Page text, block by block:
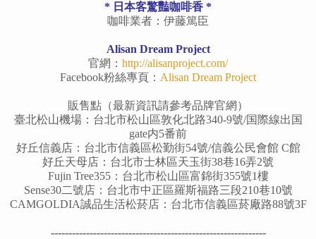
* 日本客驚豔咖啡香 *
咖啡業者：伊藤篤臣
Alisan Dream Project
官網： http://alisanproject.com/
Facebook粉絲專頁： Alisan Dream Project
販售點（最新資訊請參考品牌官網）
臺北松山機場：台北市松山區敦化北路340-9號/国際線出国
gate内5番前
好丘信義店：台北市信義區松勤街54號/信義公民會館 C館
好丘天母店：台北市士林區天玉街38巷16弄2號
Fujin Tree355：台北市松山區富錦街355號1樓
Sense30二號店：台北市中正區羅斯福路三段210巷10號
CAMGOLDIA誠品生活松菸店：台北市信義區菸廠路88號3F
-------------------------------------------------------------